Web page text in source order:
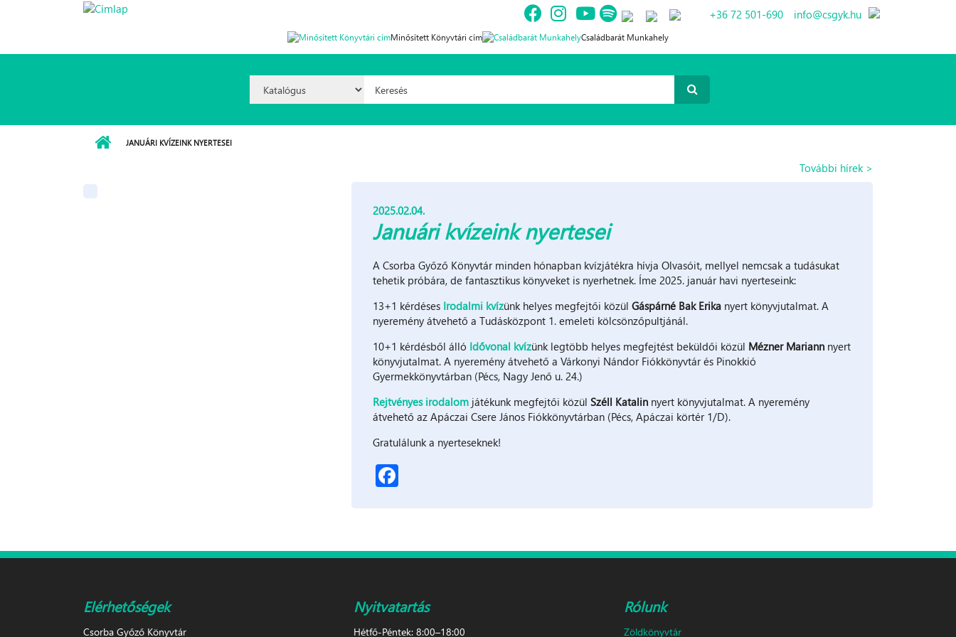
Ugrás a tartalomra +36 72 501-690 info@csgyk.hu
Könyvtárhasználat Szolgáltatások Programok Nyitvatartás Elérhetőségek
Minősített Könyvtári cím Családbarát Munkahely
Option:
Keresés űrlap
JANUÁRI KVÍZEINK NYERTESEI
További hírek >
2025.02.04.
Januári kvízeink nyertesei
A Csorba Győző Könyvtár minden hónapban kvízjátékra hívja Olvasóit, mellyel nemcsak a tudásukat
tehetik próbára, de fantasztikus könyveket is nyerhetnek. Íme 2025. január havi nyerteseink:
13+1 kérdéses Irodalmi kvízünk helyes megfejtői közülGáspárné Bak Erika nyert könyvjutalmat. A
nyeremény átvehető a Tudásközpont 1. emeleti kölcsönzőpultjánál.
10+1 kérdésből álló Idővonal kvízünk legtöbb helyes megfejtést beküldői közül Mézner Mariann nyert
könyvjutalmat. A nyeremény átvehető a Várkonyi Nándor Fiókkönyvtár és Pinokkió
Gyermekkönyvtárban (Pécs, Nagy Jenő u. 24.)
Rejtvényes irodalom játékunk megfejtői közülSzéll Katalin nyert könyvjutalmat. A nyeremény
átvehető az Apáczai Csere János Fiókkönyvtárban (Pécs, Apáczai körtér 1/D).
Gratulálunk a nyerteseknek!
Elérhetőségek
Csorba Győző Könyvtár
Nyitvatartás
Hétfő-Péntek: 8:00–18:00
Rólunk
Zöldkönyvtár